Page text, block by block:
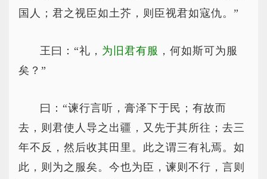
国人；君之视臣如土芥，则臣视君如寇仇。”
王曰：“礼， 为旧君有服 ，何如斯可为服
矣？”
曰：“谏行言听，膏泽下于民；有故而
去，则君使人导之出疆，又先于其所往；去三
年不反，然后收其田里。此之谓三有礼焉。如
此，则为之服矣。今也为臣，谏则不行，言则